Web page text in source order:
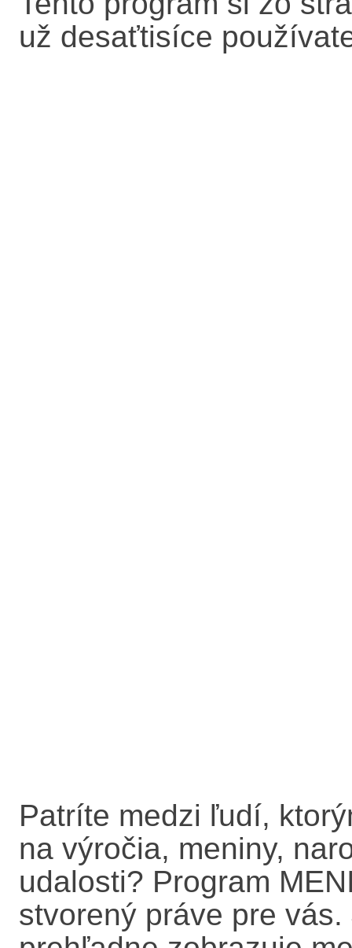
už desaťtisíce
Patríte medzi ľudí,
na výročia, meniny,
udalosti? Program
stvorený práve pre